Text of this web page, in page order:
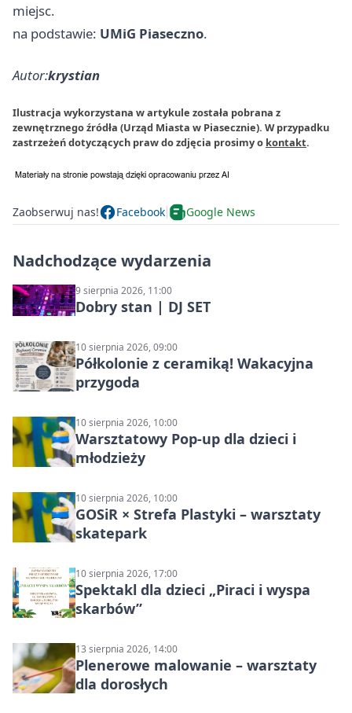
miejsc.
na podstawie: UMiG Piaseczno.
Autor:krystian
Ilustracja wykorzystana w artykule została pobrana z
zewnętrznego źródła (Urząd Miasta w Piasecznie). W przypadku
zastrzeżeń dotyczących praw do zdjęcia prosimy o kontakt.
Zaobserwuj nas! Facebook Google News
Nadchodzące wydarzenia
9 sierpnia 2026, 11:00
Dobry stan | DJ SET
10 sierpnia 2026, 09:00
Półkolonie z ceramiką! Wakacyjna
przygoda
10 sierpnia 2026, 10:00
Warsztatowy Pop-up dla dzieci i
młodzieży
10 sierpnia 2026, 10:00
GOSiR × Strefa Plastyki – warsztaty
skatepark
10 sierpnia 2026, 17:00
Spektakl dla dzieci „Piraci i wyspa
skarbów”
13 sierpnia 2026, 14:00
Plenerowe malowanie – warsztaty
dla dorosłych